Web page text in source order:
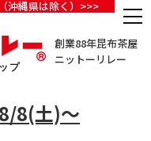
沖縄県は除く）>>>
創業88年昆布茶屋
ニットーリレー
8(土)～